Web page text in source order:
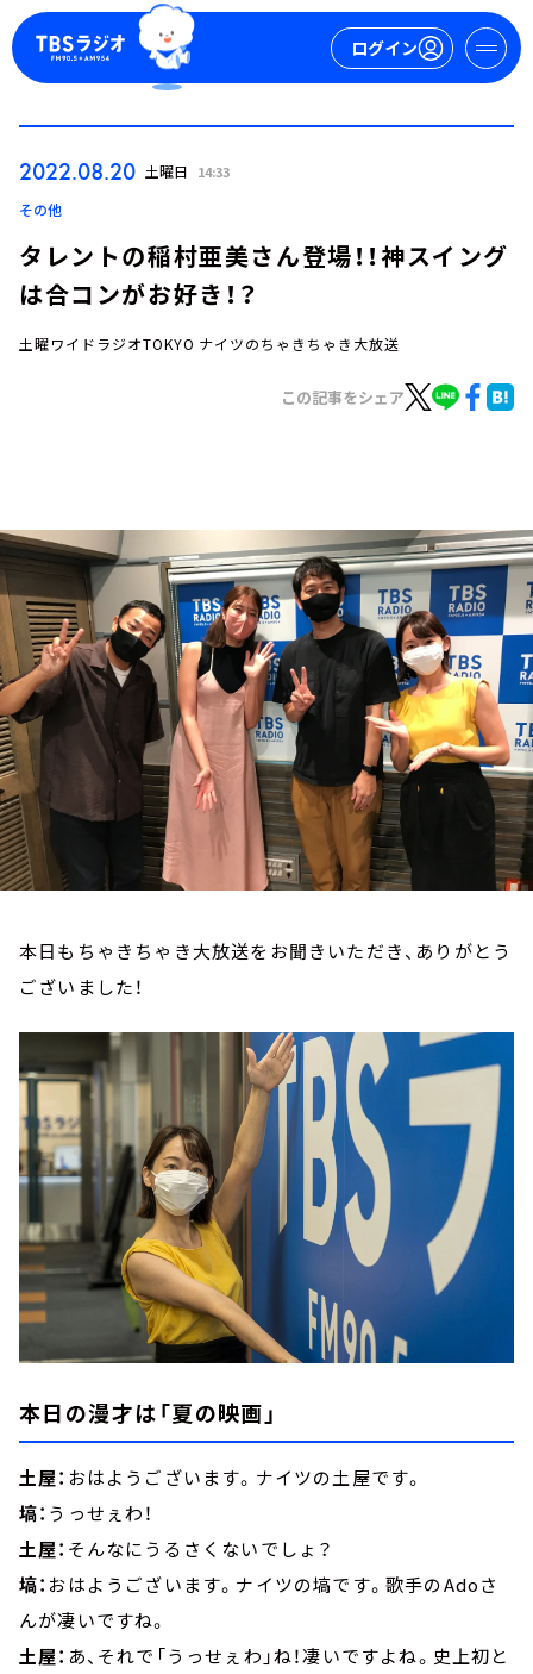
ログイン
お知らせ
イベント・グッズ
YouTube
会社情報
2022.08.20 土曜日 14:33
その他
タレントの稲村亜美さん登場！！神スイング
は合コンがお好き！？
土曜ワイドラジオTOKYO ナイツのちゃきちゃき大放送
この記事をシェア
本日もちゃきちゃき大放送をお聞きいただき、ありがとう
ございました！
本日の漫才は「夏の映画」
土屋： おはようございます。ナイツの土屋です。
塙： うっせぇわ！
土屋： そんなにうるさくないでしょ？
塙： おはようございます。ナイツの塙です。歌手のAdoさ
んが凄いですね。
土屋： あ、それで「うっせぇわ」ね！凄いですよね。史上初と